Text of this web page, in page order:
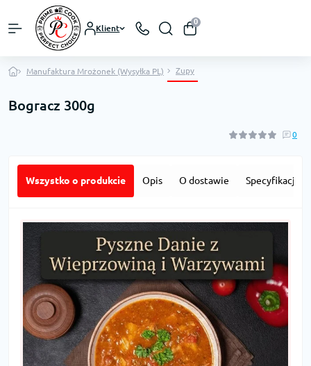
Klient
0
Manufaktura Mrożonek (Wysyłka PL) Zupy
Bogracz 300g
0
Wszystko o produkcie Opis O dostawie Specyfikacja